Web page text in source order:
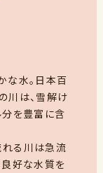
な水。日本百
川は、雪解け
分を豊富に含
る川は急流
良好な水質を